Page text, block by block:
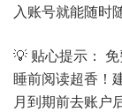
入账号就能随时
💡 贴心提示：
睡前阅读超香！
月到期前去账户